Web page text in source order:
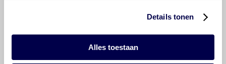
Details tonen
Alles toestaan
om ervoor te zorgen dat deze gegevens zo accuraat
aansprakelijkheid aanvaard, anders dan waartoe een
wettelijke verplichting bestaat, voor schade of verlies
veroorzaakt door fouten of omissies in de verstrekte